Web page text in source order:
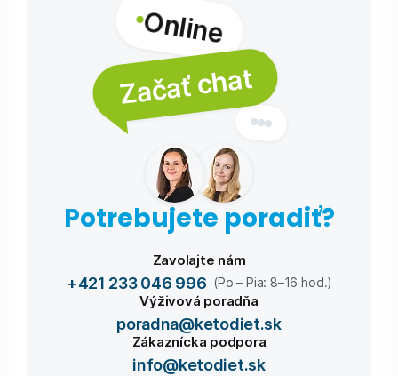
Online
Začať chat
Potrebujete poradiť?
Zavolajte nám
+421 233 046 996 (Po – Pia: 8–16 hod.)
Výživová poradňa
poradna@ketodiet.sk
Zákaznícka podpora
info@ketodiet.sk